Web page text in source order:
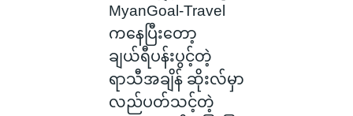
MyanGoal-Travel
ကနေပြီးတော့
ချယ်ရီပန်းပွင့်တဲ့
ရာသီအချိန် ဆိုးလ်မှာ
လည်ပတ်သင့်တဲ့